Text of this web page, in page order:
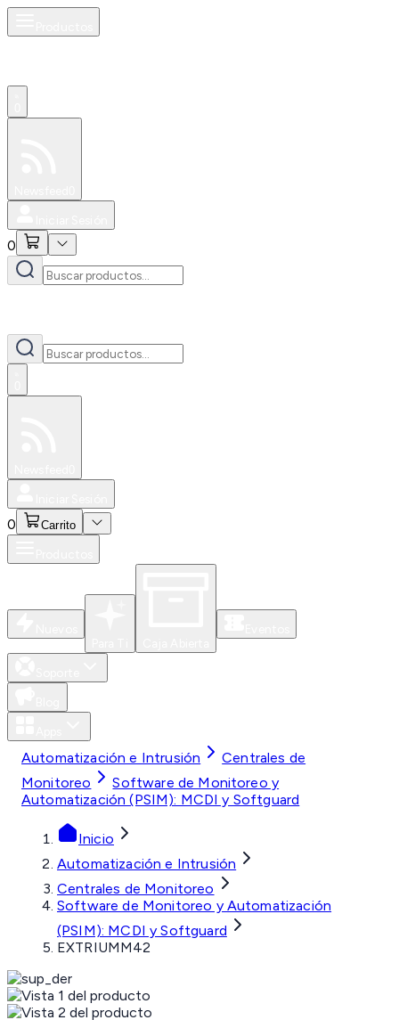
0
0 Carrito
Automatización e Intrusión
Centrales de
Monitoreo
Software de Monitoreo y
Automatización (PSIM): MCDI y Softguard
Inicio
Automatización e Intrusión
Centrales de Monitoreo
Software de Monitoreo y Automatización
(PSIM): MCDI y Softguard
EXTRIUMM42